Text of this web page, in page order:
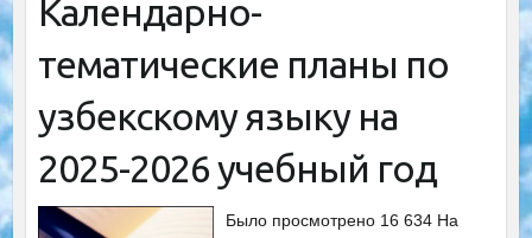
Календарно-
тематические планы по
узбекскому языку на
2025-2026 учебный год
Было просмотрено 16 634 На